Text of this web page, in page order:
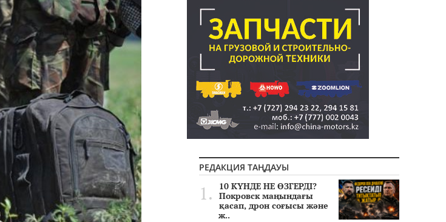
РЕДАКЦИЯ ТАҢДАУЫ
10 КҮНДЕ НЕ ӨЗГЕРДІ?
Покровск маңындағы
қасап, дрон соғысы және
ж..